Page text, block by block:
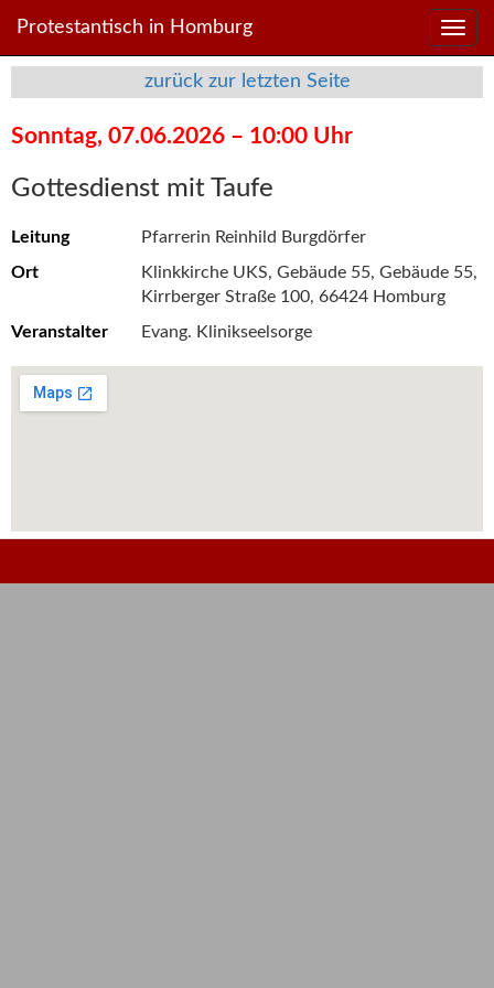
zum
Inhalt
Protestantisch in Homburg
zum
Inhalt
zurück zur letzten Seite
Sonntag, 07.06.2026 – 10:00 Uhr
Gottesdienst mit Taufe
Leitung
Pfarrerin Reinhild Burgdörfer
Ort
Klinkkirche UKS, Gebäude 55, Gebäude 55,
Kirrberger Straße 100, 66424 Homburg
Veranstalter
Evang. Klinikseelsorge